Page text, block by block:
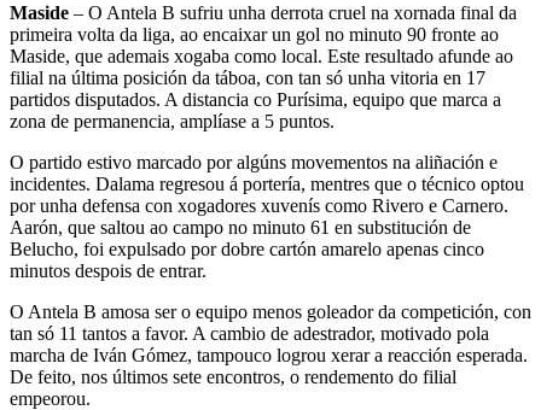
Maside – O Antela B sufriu unha derrota cruel na xornada final da
primeira volta da liga, ao encaixar un gol no minuto 90 fronte ao
Maside, que ademais xogaba como local. Este resultado afunde ao
filial na última posición da táboa, con tan só unha vitoria en 17
partidos disputados. A distancia co Purísima, equipo que marca a
zona de permanencia, amplíase a 5 puntos.
O partido estivo marcado por algúns movementos na aliñación e
incidentes. Dalama regresou á portería, mentres que o técnico optou
por unha defensa con xogadores xuvenís como Rivero e Carnero.
Aarón, que saltou ao campo no minuto 61 en substitución de
Belucho, foi expulsado por dobre cartón amarelo apenas cinco
minutos despois de entrar.
O Antela B amosa ser o equipo menos goleador da competición, con
tan só 11 tantos a favor. A cambio de adestrador, motivado pola
marcha de Iván Gómez, tampouco logrou xerar a reacción esperada.
De feito, nos últimos sete encontros, o rendemento do filial
empeorou.